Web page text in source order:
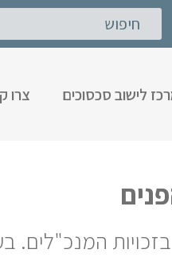
לישוב סכסוכים צרו
המנכ"לים.